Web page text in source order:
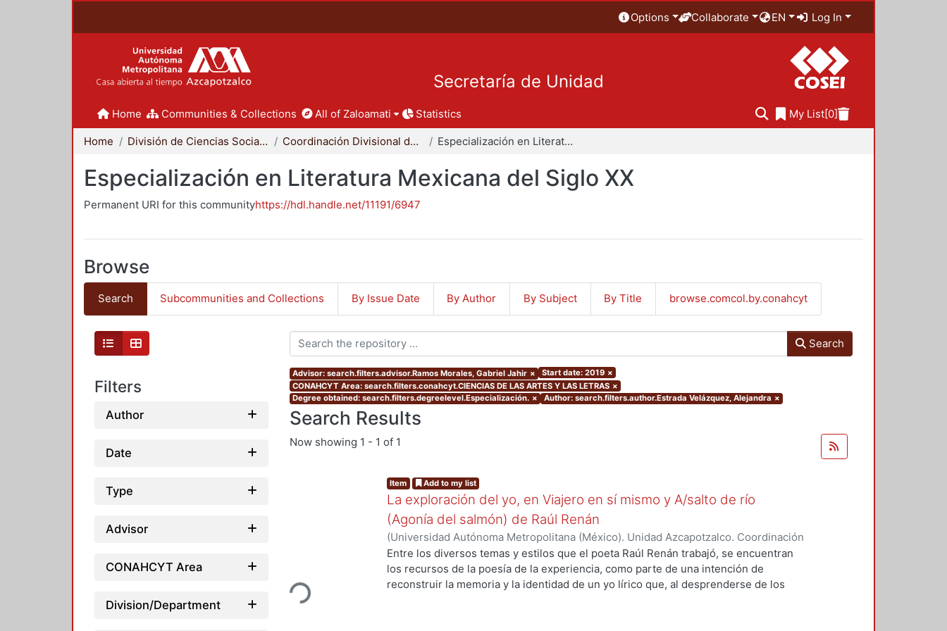
Options Collaborate EN Log In
Secretaría de Unidad
Home Communities & Collections All of Zaloamati Statistics My List[0]
Home División de Ciencias Sociales y Humanidades Coordinación Divisional de Posgrado Especialización en Literatura Mexicana del Siglo XX
Especialización en Literatura Mexicana del Siglo XX
Permanent URI for this communityhttps://hdl.handle.net/11191/6947
Browse
Search Subcommunities and Collections By Issue Date By Author By Subject By Title browse.comcol.by.conahcyt
Filters
Author
Date
Type
Advisor
CONAHCYT Area
Division/Department
Search
Advisor: search.filters.advisor.Ramos Morales, Gabriel Jahir × Start date: 2019 ×
CONAHCYT Area: search.filters.conahcyt.CIENCIAS DE LAS ARTES Y LAS LETRAS ×
Degree obtained: search.filters.degreelevel.Especialización. × Author: search.filters.author.Estrada Velázquez, Alejandra ×
Search Results
Now showing 1 - 1 of 1
Loading...
Item Add to my list
La exploración del yo, en Viajero en sí mismo y A/salto de río
(Agonía del salmón) de Raúl Renán
(Universidad Autónoma Metropolitana (México). Unidad Azcapotzalco. Coordinación
de Servicios de Información.,2019)Estrada Velázquez, Alejandra
Entre los diversos temas y estilos que el poeta Raúl Renán trabajó, se encuentran
los recursos de la poesía de la experiencia, como parte de una intención de
reconstruir la memoria y la identidad de un yo lírico que, al desprenderse de los